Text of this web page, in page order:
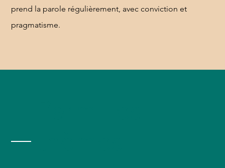
prend la parole régulièrement, avec conviction et
pragmatisme.